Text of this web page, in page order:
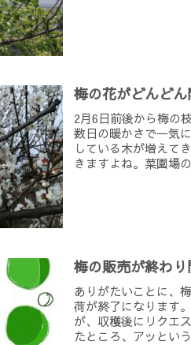
梅の花がどんどん
2月6日前後から梅の
数日の暖かさで一気
している木が増えて
きますよね。菜園場
梅の販売が終わ
ありがたいことに、
荷が終了になります
が、収穫後にリクエ
たところ、アッとい